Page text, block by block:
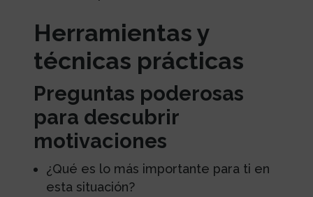
Herramientas y
técnicas prácticas
Preguntas poderosas
para descubrir
motivaciones
¿Qué es lo más importante para ti en
esta situación?